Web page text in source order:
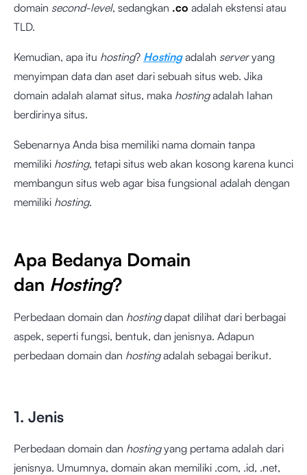
domain second-level, sedangkan .co adalah ekstensi atau
TLD.
Kemudian, apa itu hosting? Hosting adalah serveryang
menyimpan data dan aset dari sebuah situs web. Jika
domain adalah alamat situs, maka hostingadalah lahan
berdirinya situs.
Sebenarnya Anda bisa memiliki nama domain tanpa
memiliki hosting, tetapi situs web akan kosong karena kunci
membangun situs web agar bisa fungsional adalah dengan
memiliki hosting.
Apa Bedanya Domain
dan Hosting?
Perbedaan domain dan hostingdapat dilihat dari berbagai
aspek, seperti fungsi, bentuk, dan jenisnya. Adapun
perbedaan domain dan hostingadalah sebagai berikut.
1. Jenis
Perbedaan domain dan hostingyang pertama adalah dari
jenisnya. Umumnya, domain akan memiliki .com, .id, .net,